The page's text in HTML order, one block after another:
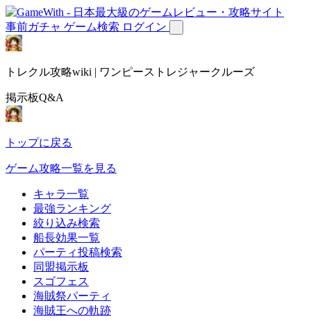
事前ガチャ ゲーム検索 ログイン
トレクル攻略wiki | ワンピーストレジャークルーズ
掲示板Q&A
トップに戻る
ゲーム攻略一覧を見る
キャラ一覧
最強ランキング
絞り込み検索
船長効果一覧
パーティ投稿検索
同盟掲示板
スゴフェス
海賊祭パーティ
海賊王への軌跡